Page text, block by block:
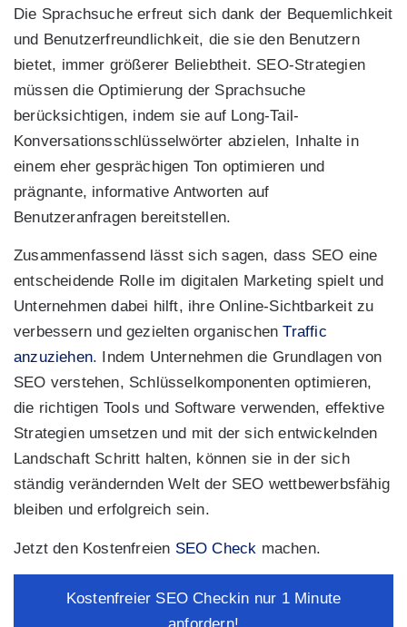
Die Sprachsuche erfreut sich dank der Bequemlichkeit
und Benutzerfreundlichkeit, die sie den Benutzern
bietet, immer größerer Beliebtheit. SEO-Strategien
müssen die Optimierung der Sprachsuche
berücksichtigen, indem sie auf Long-Tail-
Konversationsschlüsselwörter abzielen, Inhalte in
einem eher gesprächigen Ton optimieren und
prägnante, informative Antworten auf
Benutzeranfragen bereitstellen.
Zusammenfassend lässt sich sagen, dass SEO eine
entscheidende Rolle im digitalen Marketing spielt und
Unternehmen dabei hilft, ihre Online-Sichtbarkeit zu
verbessern und gezielten organischenTraffic
anzuziehen. Indem Unternehmen die Grundlagen von
SEO verstehen, Schlüsselkomponenten optimieren,
die richtigen Tools und Software verwenden, effektive
Strategien umsetzen und mit der sich entwickelnden
Landschaft Schritt halten, können sie in der sich
ständig verändernden Welt der SEO wettbewerbsfähig
bleiben und erfolgreich sein.
Jetzt den Kostenfreien SEO Check machen.
Kostenfreier SEO Checkin nur 1 Minute